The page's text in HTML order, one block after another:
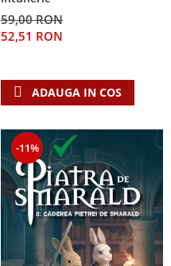
59,00 RON
52,51 RON
ADAUGA IN COS
-11%